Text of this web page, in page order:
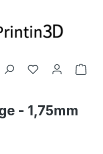
Du hast 0
- 1,75mm